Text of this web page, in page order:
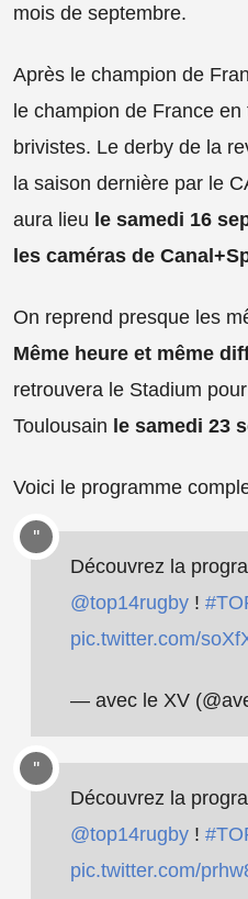
Après les affrontements
Rochelle, à Lyon et
Brive connait la suite de
Après le champion de
le champion de France
brivistes. Le derby de la
aura lieule samedi 16
les caméras de
On reprend presque les
Même heure et même
Toulousainle samedi 23
Voici le programme
Découvrez la
@top14rugby!